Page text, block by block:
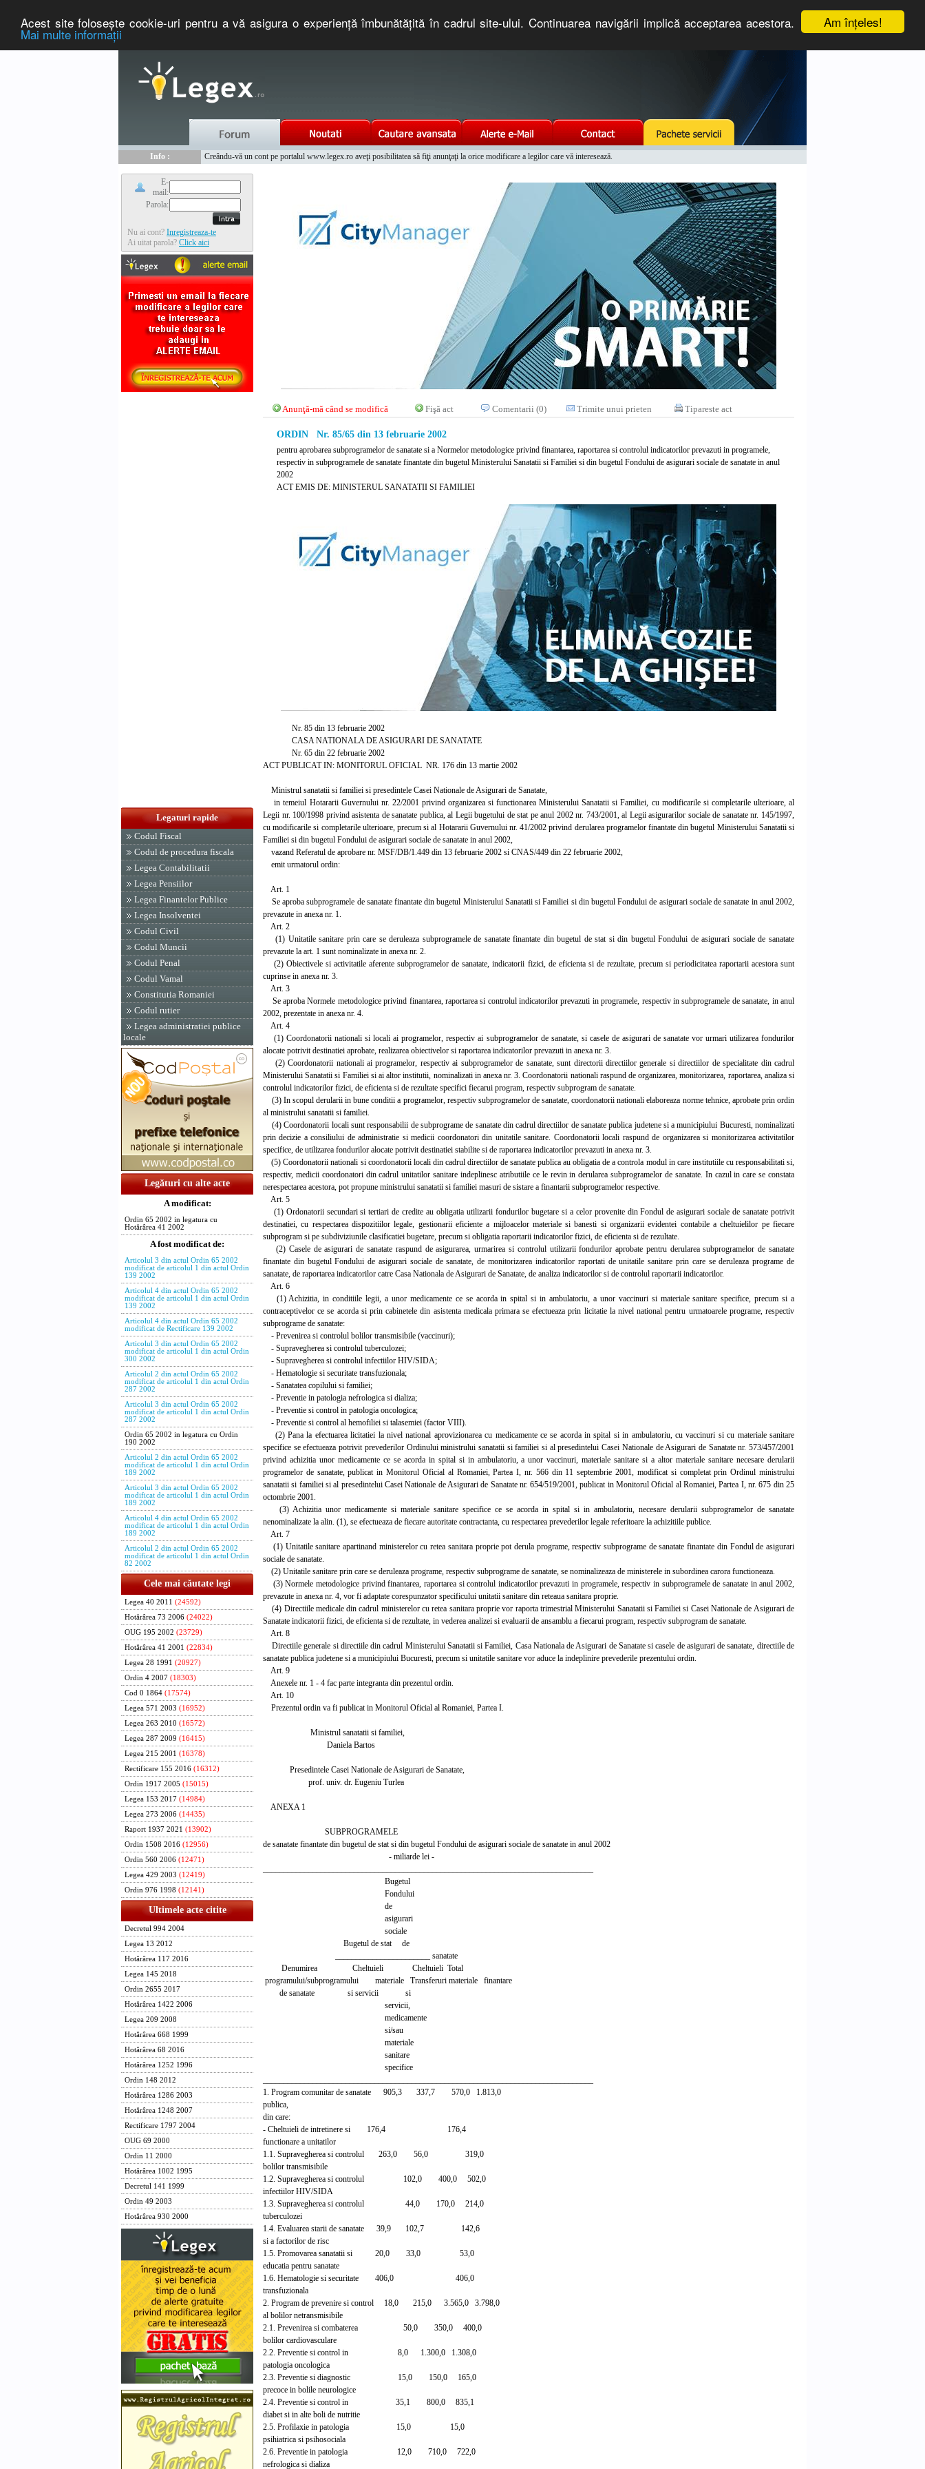
Am înţeles!
Acest site foloseşte cookie-uri pentru a vă asigura o experienţă îmbunătăţită în cadrul site-ului. Continuarea navigării implică acceptarea acestora.
Mai multe informaţii
Info :
Creându-vă un cont pe portalul www.legex.ro aveţi posibilitatea să fiţi anunţaţi la orice modificare a legilor care vă interesează.
E-
mail:
Parola:
Nu ai cont? Inregistreaza-te
Ai uitat parola? Click aici
Legaturi rapide
Codul Fiscal
Codul de procedura fiscala
Legea Contabilitatii
Legea Pensiilor
Legea Finantelor Publice
Legea Insolventei
Codul Civil
Codul Muncii
Codul Penal
Codul Vamal
Constitutia Romaniei
Codul rutier
Legea administratiei publice
locale
Legături cu alte acte
A modificat:
Ordin 65 2002 in legatura cu
Hotărârea 41 2002
A fost modificat de:
Articolul 3 din actul Ordin 65 2002
modificat de articolul 1 din actul Ordin
139 2002
Articolul 4 din actul Ordin 65 2002
modificat de articolul 1 din actul Ordin
139 2002
Articolul 4 din actul Ordin 65 2002
modificat de Rectificare 139 2002
Articolul 3 din actul Ordin 65 2002
modificat de articolul 1 din actul Ordin
300 2002
Articolul 2 din actul Ordin 65 2002
modificat de articolul 1 din actul Ordin
287 2002
Articolul 3 din actul Ordin 65 2002
modificat de articolul 1 din actul Ordin
287 2002
Ordin 65 2002 in legatura cu Ordin
190 2002
Articolul 2 din actul Ordin 65 2002
modificat de articolul 1 din actul Ordin
189 2002
Articolul 3 din actul Ordin 65 2002
modificat de articolul 1 din actul Ordin
189 2002
Articolul 4 din actul Ordin 65 2002
modificat de articolul 1 din actul Ordin
189 2002
Articolul 2 din actul Ordin 65 2002
modificat de articolul 1 din actul Ordin
82 2002
Cele mai căutate legi
Legea 40 2011 (24592)
Hotărârea 73 2006 (24022)
OUG 195 2002 (23729)
Hotărârea 41 2001 (22834)
Legea 28 1991 (20927)
Ordin 4 2007 (18303)
Cod 0 1864 (17574)
Legea 571 2003 (16952)
Legea 263 2010 (16572)
Legea 287 2009 (16415)
Legea 215 2001 (16378)
Rectificare 155 2016 (16312)
Ordin 1917 2005 (15015)
Legea 153 2017 (14984)
Legea 273 2006 (14435)
Raport 1937 2021 (13902)
Ordin 1508 2016 (12956)
Ordin 560 2006 (12471)
Legea 429 2003 (12419)
Ordin 976 1998 (12141)
Ultimele acte citite
Decretul 994 2004
Legea 13 2012
Hotărârea 117 2016
Legea 145 2018
Ordin 2655 2017
Hotărârea 1422 2006
Legea 209 2008
Hotărârea 668 1999
Hotărârea 68 2016
Hotărârea 1252 1996
Ordin 148 2012
Hotărârea 1286 2003
Hotărârea 1248 2007
Rectificare 1797 2004
OUG 69 2000
Ordin 11 2000
Hotărârea 1002 1995
Decretul 141 1999
Ordin 49 2003
Hotărârea 930 2000
Anunţă-mă când se modifică Fişă act Comentarii (0) Trimite unui prieten Tipareste act
ORDIN Nr. 85/65 din 13 februarie 2002
pentru aprobarea subprogramelor de sanatate si a Normelor metodologice privind finantarea, raportarea si controlul indicatorilor prevazuti in programele,
respectiv in subprogramele de sanatate finantate din bugetul Ministerului Sanatatii si Familiei si din bugetul Fondului de asigurari sociale de sanatate in anul
2002
ACT EMIS DE: MINISTERUL SANATATII SI FAMILIEI
Nr. 85 din 13 februarie 2002
CASA NATIONALA DE ASIGURARI DE SANATATE
Nr. 65 din 22 februarie 2002
ACT PUBLICAT IN: MONITORUL OFICIAL NR. 176 din 13 martie 2002
Ministrul sanatatii si familiei si presedintele Casei Nationale de Asigurari de Sanatate,
in temeiul Hotararii Guvernului nr. 22/2001 privind organizarea si functionarea Ministerului Sanatatii si Familiei, cu modificarile si completarile ulterioare, al
Legii nr. 100/1998 privind asistenta de sanatate publica, al Legii bugetului de stat pe anul 2002 nr. 743/2001, al Legii asigurarilor sociale de sanatate nr. 145/1997,
cu modificarile si completarile ulterioare, precum si al Hotararii Guvernului nr. 41/2002 privind derularea programelor finantate din bugetul Ministerului Sanatatii si
Familiei si din bugetul Fondului de asigurari sociale de sanatate in anul 2002,
vazand Referatul de aprobare nr. MSF/DB/1.449 din 13 februarie 2002 si CNAS/449 din 22 februarie 2002,
emit urmatorul ordin:
Art. 1
Se aproba subprogramele de sanatate finantate din bugetul Ministerului Sanatatii si Familiei si din bugetul Fondului de asigurari sociale de sanatate in anul 2002,
prevazute in anexa nr. 1.
Art. 2
(1) Unitatile sanitare prin care se deruleaza subprogramele de sanatate finantate din bugetul de stat si din bugetul Fondului de asigurari sociale de sanatate
prevazute la art. 1 sunt nominalizate in anexa nr. 2.
(2) Obiectivele si activitatile aferente subprogramelor de sanatate, indicatorii fizici, de eficienta si de rezultate, precum si periodicitatea raportarii acestora sunt
cuprinse in anexa nr. 3.
Art. 3
Se aproba Normele metodologice privind finantarea, raportarea si controlul indicatorilor prevazuti in programele, respectiv in subprogramele de sanatate, in anul
2002, prezentate in anexa nr. 4.
Art. 4
(1) Coordonatorii nationali si locali ai programelor, respectiv ai subprogramelor de sanatate, si casele de asigurari de sanatate vor urmari utilizarea fondurilor
alocate potrivit destinatiei aprobate, realizarea obiectivelor si raportarea indicatorilor prevazuti in anexa nr. 3.
(2) Coordonatorii nationali ai programelor, respectiv ai subprogramelor de sanatate, sunt directorii directiilor generale si directiilor de specialitate din cadrul
Ministerului Sanatatii si Familiei si ai altor institutii, nominalizati in anexa nr. 3. Coordonatorii nationali raspund de organizarea, monitorizarea, raportarea, analiza si
controlul indicatorilor fizici, de eficienta si de rezultate specifici fiecarui program, respectiv subprogram de sanatate.
(3) In scopul derularii in bune conditii a programelor, respectiv subprogramelor de sanatate, coordonatorii nationali elaboreaza norme tehnice, aprobate prin ordin
al ministrului sanatatii si familiei.
(4) Coordonatorii locali sunt responsabilii de subprograme de sanatate din cadrul directiilor de sanatate publica judetene si a municipiului Bucuresti, nominalizati
prin decizie a consiliului de administratie si medicii coordonatori din unitatile sanitare. Coordonatorii locali raspund de organizarea si monitorizarea activitatilor
specifice, de utilizarea fondurilor alocate potrivit destinatiei stabilite si de raportarea indicatorilor prevazuti in anexa nr. 3.
(5) Coordonatorii nationali si coordonatorii locali din cadrul directiilor de sanatate publica au obligatia de a controla modul in care institutiile cu responsabilitati si,
respectiv, medicii coordonatori din cadrul unitatilor sanitare indeplinesc atributiile ce le revin in derularea subprogramelor de sanatate. In cazul in care se constata
nerespectarea acestora, pot propune ministrului sanatatii si familiei masuri de sistare a finantarii subprogramelor respective.
Art. 5
(1) Ordonatorii secundari si tertiari de credite au obligatia utilizarii fondurilor bugetare si a celor provenite din Fondul de asigurari sociale de sanatate potrivit
destinatiei, cu respectarea dispozitiilor legale, gestionarii eficiente a mijloacelor materiale si banesti si organizarii evidentei contabile a cheltuielilor pe fiecare
subprogram si pe subdiviziunile clasificatiei bugetare, precum si obligatia raportarii indicatorilor fizici, de eficienta si de rezultate.
(2) Casele de asigurari de sanatate raspund de asigurarea, urmarirea si controlul utilizarii fondurilor aprobate pentru derularea subprogramelor de sanatate
finantate din bugetul Fondului de asigurari sociale de sanatate, de monitorizarea indicatorilor raportati de unitatile sanitare prin care se deruleaza programe de
sanatate, de raportarea indicatorilor catre Casa Nationala de Asigurari de Sanatate, de analiza indicatorilor si de controlul raportarii indicatorilor.
Art. 6
(1) Achizitia, in conditiile legii, a unor medicamente ce se acorda in spital si in ambulatoriu, a unor vaccinuri si materiale sanitare specifice, precum si a
contraceptivelor ce se acorda si prin cabinetele din asistenta medicala primara se efectueaza prin licitatie la nivel national pentru urmatoarele programe, respectiv
subprograme de sanatate:
- Prevenirea si controlul bolilor transmisibile (vaccinuri);
- Supravegherea si controlul tuberculozei;
- Supravegherea si controlul infectiilor HIV/SIDA;
- Hematologie si securitate transfuzionala;
- Sanatatea copilului si familiei;
- Preventie in patologia nefrologica si dializa;
- Preventie si control in patologia oncologica;
- Preventie si control al hemofiliei si talasemiei (factor VIII).
(2) Pana la efectuarea licitatiei la nivel national aprovizionarea cu medicamente ce se acorda in spital si in ambulatoriu, cu vaccinuri si cu materiale sanitare
specifice se efectueaza potrivit prevederilor Ordinului ministrului sanatatii si familiei si al presedintelui Casei Nationale de Asigurari de Sanatate nr. 573/457/2001
privind achizitia unor medicamente ce se acorda in spital si in ambulatoriu, a unor vaccinuri, materiale sanitare si a altor materiale sanitare necesare derularii
programelor de sanatate, publicat in Monitorul Oficial al Romaniei, Partea I, nr. 566 din 11 septembrie 2001, modificat si completat prin Ordinul ministrului
sanatatii si familiei si al presedintelui Casei Nationale de Asigurari de Sanatate nr. 654/519/2001, publicat in Monitorul Oficial al Romaniei, Partea I, nr. 675 din 25
octombrie 2001.
(3) Achizitia unor medicamente si materiale sanitare specifice ce se acorda in spital si in ambulatoriu, necesare derularii subprogramelor de sanatate
nenominalizate la alin. (1), se efectueaza de fiecare autoritate contractanta, cu respectarea prevederilor legale referitoare la achizitiile publice.
Art. 7
(1) Unitatile sanitare apartinand ministerelor cu retea sanitara proprie pot derula programe, respectiv subprograme de sanatate finantate din Fondul de asigurari
sociale de sanatate.
(2) Unitatile sanitare prin care se deruleaza programe, respectiv subprograme de sanatate, se nominalizeaza de ministerele in subordinea carora functioneaza.
(3) Normele metodologice privind finantarea, raportarea si controlul indicatorilor prevazuti in programele, respectiv in subprogramele de sanatate in anul 2002,
prevazute in anexa nr. 4, vor fi adaptate corespunzator specificului unitatii sanitare din reteaua sanitara proprie.
(4) Directiile medicale din cadrul ministerelor cu retea sanitara proprie vor raporta trimestrial Ministerului Sanatatii si Familiei si Casei Nationale de Asigurari de
Sanatate indicatorii fizici, de eficienta si de rezultate, in vederea analizei si evaluarii de ansamblu a fiecarui program, respectiv subprogram de sanatate.
Art. 8
Directiile generale si directiile din cadrul Ministerului Sanatatii si Familiei, Casa Nationala de Asigurari de Sanatate si casele de asigurari de sanatate, directiile de
sanatate publica judetene si a municipiului Bucuresti, precum si unitatile sanitare vor aduce la indeplinire prevederile prezentului ordin.
Art. 9
Anexele nr. 1 - 4 fac parte integranta din prezentul ordin.
Art. 10
Prezentul ordin va fi publicat in Monitorul Oficial al Romaniei, Partea I.
Ministrul sanatatii si familiei,
Daniela Bartos
Presedintele Casei Nationale de Asigurari de Sanatate,
prof. univ. dr. Eugeniu Turlea
ANEXA 1
SUBPROGRAMELE
de sanatate finantate din bugetul de stat si din bugetul Fondului de asigurari sociale de sanatate in anul 2002
- miliarde lei -
Bugetul
Fondului
de
asigurari
sociale
Bugetul de stat de
_______________________ sanatate
Denumirea Cheltuieli Cheltuieli Total
programului/subprogramului materiale Transferuri materiale finantare
de sanatate si servicii si
servicii,
medicamente
si/sau
materiale
sanitare
specifice
1. Program comunitar de sanatate 905,3 337,7 570,0 1.813,0
publica,
din care:
- Cheltuieli de intretinere si 176,4 176,4
functionare a unitatilor
1.1. Supravegherea si controlul 263,0 56,0 319,0
bolilor transmisibile
1.2. Supravegherea si controlul 102,0 400,0 502,0
infectiilor HIV/SIDA
1.3. Supravegherea si controlul 44,0 170,0 214,0
tuberculozei
1.4. Evaluarea starii de sanatate 39,9 102,7 142,6
si a factorilor de risc
1.5. Promovarea sanatatii si 20,0 33,0 53,0
educatia pentru sanatate
1.6. Hematologie si securitate 406,0 406,0
transfuzionala
2. Program de prevenire si control 18,0 215,0 3.565,0 3.798,0
al bolilor netransmisibile
2.1. Prevenirea si combaterea 50,0 350,0 400,0
bolilor cardiovasculare
2.2. Preventie si control in 8,0 1.300,0 1.308,0
patologia oncologica
2.3. Preventie si diagnostic 15,0 150,0 165,0
precoce in bolile neurologice
2.4. Preventie si control in 35,1 800,0 835,1
diabet si in alte boli de nutritie
2.5. Profilaxie in patologia 15,0 15,0
psihiatrica si psihosociala
2.6. Preventie in patologia 12,0 710,0 722,0
nefrologica si dializa